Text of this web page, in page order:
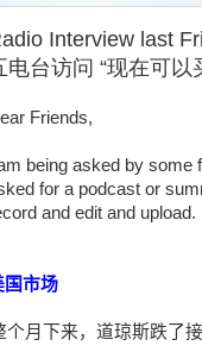
Interview last
电台访问 “现在可以
Friends,
am being asked by
for a podcast or
and edit and
国市场
个月下来，道琼斯跌了